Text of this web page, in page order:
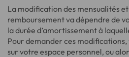
La modification des mensualités
remboursement va dépendre de
la durée d’amortissement à
Pour demander ces modifications,
sur votre espace personnel, ou